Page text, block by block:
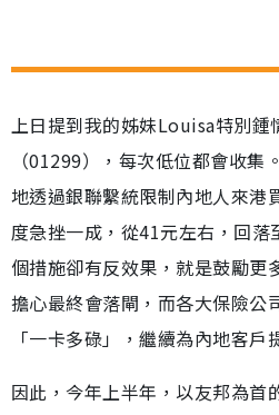
上日提到我的姊妹Louisa特別鍾
（01299），每次低位都會收集
地透過銀聯繫統限制內地人來港
度急挫一成，從41元左右，回
個措施卻有反效果，就是鼓勵更
擔心最終會落閘，而各大保險公
「一卡多碌」，繼續為內地客戶
因此，今年上半年，以友邦為首